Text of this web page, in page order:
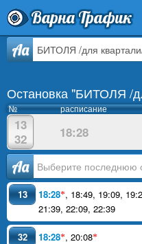
Варна Трафик
Остановка
Расписание
Как Добраться?
Инфо
Aa
Остановка "БИТОЛЯ /
№ расписание
13
32
18:28
Аа
13 18:28*, 18:49, 19:09,
21:39, 22:09, 22:39
32 18:28*, 20:08*